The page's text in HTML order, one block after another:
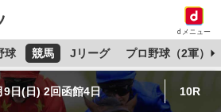
dメニュー
球 競馬 Jリーグ プロ野球（2軍）
9日(日) 2回函館4日 10R